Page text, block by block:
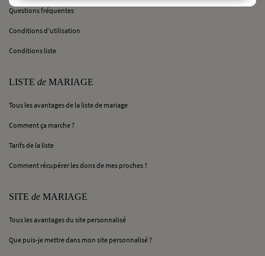
Questions fréquentes
Conditions d’utilisation
Conditions liste
LISTE de MARIAGE
Tous les avantages de la liste de mariage
Comment ça marche ?
Tarifs de la liste
Comment récupérer les dons de mes proches ?
SITE de MARIAGE
Tous les avantages du site personnalisé
Que puis-je mettre dans mon site personnalisé ?